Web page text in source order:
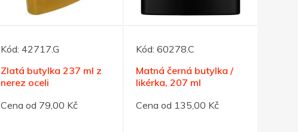
Kód:42717.G
Zlatá butylka 237 ml z
nerez oceli
Cena od 79,00 Kč
Kód:60278.C
Matná černá butylka /
likérka, 207 ml
Cena od 135,00 Kč